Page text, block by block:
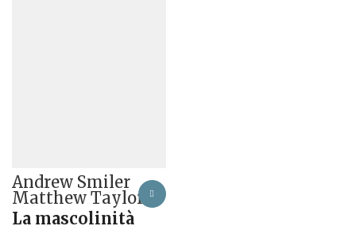
Andrew Smiler
Matthew Taylor
La mascolinità